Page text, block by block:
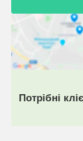
Потрібні